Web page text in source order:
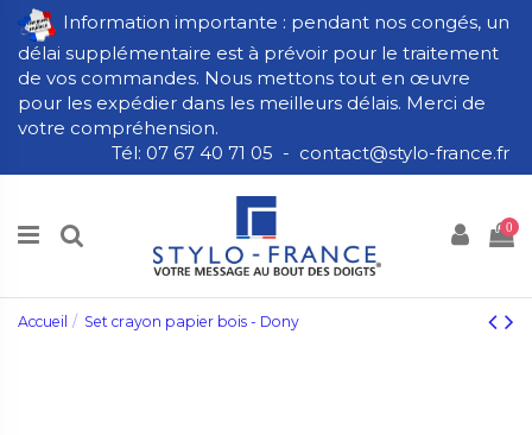
Information importante : pendant nos congés, un
délai supplémentaire est à prévoir pour le traitement
de vos commandes. Nous mettons tout en œuvre
pour les expédier dans les meilleurs délais. Merci de
votre compréhension.
Tél: 07 67 40 71 05 - contact@stylo-france.fr
0
Accueil Set crayon papier bois - Dony